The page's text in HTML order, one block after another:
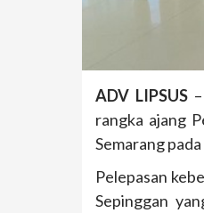
ADV LIPSUS
rangka ajang
Semarang
Pelepasan
Sepinggan